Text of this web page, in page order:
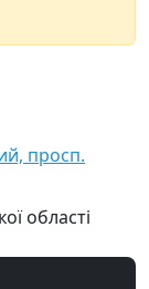
просп.
області